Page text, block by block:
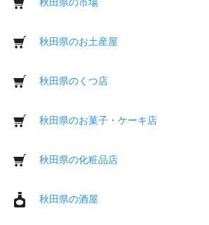
秋田県のお土産屋
秋田県のくつ店
秋田県のお菓子・ケーキ店
秋田県の化粧品店
秋田県の酒屋